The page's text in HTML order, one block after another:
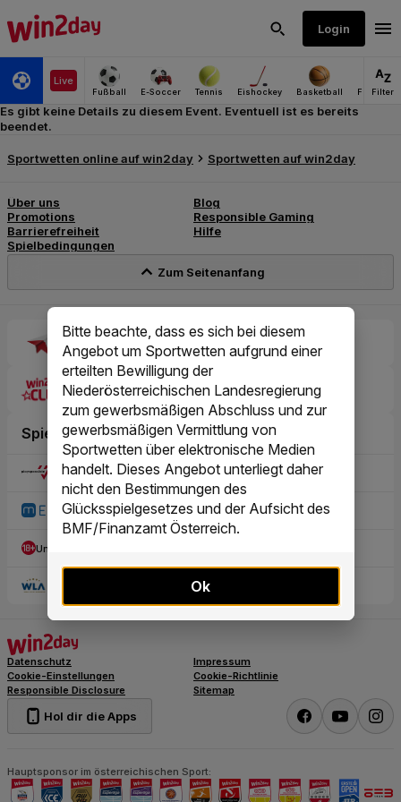
Bitte beachte, dass es sich bei diesem
Angebot um Sportwetten aufgrund einer
erteilten Bewilligung der
Niederösterreichischen Landesregierung
zum gewerbsmäßigen Abschluss und zur
gewerbsmäßigen Vermittlung von
Sportwetten über elektronische Medien
handelt. Dieses Angebot unterliegt daher
nicht den Bestimmungen des
Glücksspielgesetzes und der Aufsicht des
BMF/Finanzamt Österreich.
Ok
Es gibt keine Details zu diesem Event. Eventuell ist es bereits
beendet.